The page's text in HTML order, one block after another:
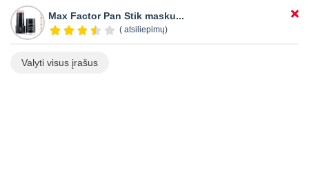
Max Factor Pan Stik masku...
( atsiliepimų)
Valyti visus įrašus